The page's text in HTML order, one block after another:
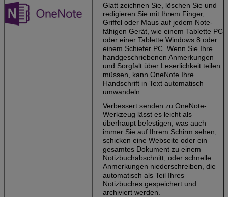
Glatt zeichnen Sie, löschen Sie und
redigieren Sie mit Ihrem Finger,
Griffel oder Maus auf jedem Note-
fähigen Gerät, wie einem Tablette PC
oder einer Tablette Windows 8 oder
einem Schiefer PC. Wenn Sie Ihre
handgeschriebenen Anmerkungen
und Sorgfalt über Leserlichkeit teilen
müssen, kann OneNote Ihre
Handschrift in Text automatisch
umwandeln.
Verbessert senden zu OneNote-
Werkzeug lässt es leicht als
überhaupt befestigen, was auch
immer Sie auf Ihrem Schirm sehen,
schicken eine Webseite oder ein
gesamtes Dokument zu einem
Notizbuchabschnitt, oder schnelle
Anmerkungen niederschreiben, die
automatisch als Teil Ihres
Notizbuches gespeichert und
archiviert werden.